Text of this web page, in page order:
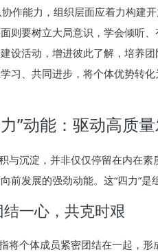
作能力，组织层面应着力构建
则要树立大局意识，学会倾听
设活动，增进彼此了解，培养
习、共同进步，将个体优势转
”动能：驱动高质
与沉淀，并非仅仅停留在内在
前发展的强劲动能。这“四力”
一心，共克时艰
将个体成员紧密团结在一起，